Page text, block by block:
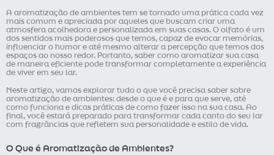
A aromatização de ambientes tem se tornado uma prática cada vez
mais comum e apreciada por aqueles que buscam criar uma
atmosfera acolhedora e personalizada em suas casas. O olfato é um
dos sentidos mais poderosos que temos, capaz de evocar memórias,
influenciar o humor e até mesmo alterar a percepção que temos dos
espaços ao nosso redor. Portanto, saber como aromatizar sua casa
de maneira eficiente pode transformar completamente a experiência
de viver em seu lar.
Neste artigo, vamos explorar tudo o que você precisa saber sobre
aromatização de ambientes: desde o que é e para que serve, até
como funciona e dicas práticas de como fazer isso na sua casa. Ao
final, você estará preparado para transformar cada canto do seu lar
com fragrâncias que refletem sua personalidade e estilo de vida.
O Que é Aromatização de Ambientes?